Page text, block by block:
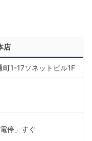
店
1-17ソネットビル1F
停」すぐ